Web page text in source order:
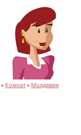
» Комрат » Молдавия